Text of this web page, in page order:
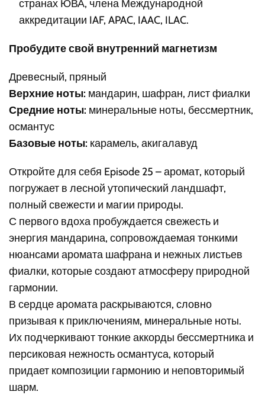
странах ЮВА, члена Международной
аккредитации IAF, APAC, IAAC, ILAC.
Пробудите свой внутренний магнетизм
Древесный, пряный
Верхние ноты: мандарин, шафран, лист фиалки
Средние ноты: минеральные ноты, бессмертник,
османтус
Базовые ноты: карамель, акигалавуд
Откройте для себя Episode 25 – аромат, который
погружает в лесной утопический ландшафт,
полный свежести и магии природы.
С первого вдоха пробуждается свежесть и
энергия мандарина, сопровождаемая тонкими
нюансами аромата шафрана и нежных листьев
фиалки, которые создают атмосферу природной
гармонии.
В сердце аромата раскрываются, словно
призывая к приключениям, минеральные ноты.
Их подчеркивают тонкие аккорды бессмертника и
персиковая нежность османтуса, который
придает композиции гармонию и неповторимый
шарм.